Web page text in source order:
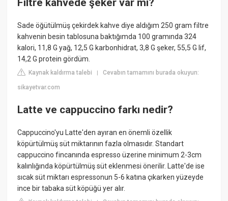
Filtre kahvede şeker var mı?
Sade öğütülmüş çekirdek kahve diye aldığım 250 gram filtre
kahvenin besin tablosuna baktığımda 100 gramında 324
kalori, 11,8 G yağ, 12,5 G karbonhidrat, 3,8 G şeker, 55,5 G lif,
14,2 G protein gördüm.
Kaynak kaldırma talebi |Cevabın tamamını burada okuyun:
sikayetvar.com
Latte ve cappuccino farkı nedir?
Cappuccino'yu Latte'den ayıran en önemli özellik
köpürtülmüş süt miktarının fazla olmasıdır. Standart
cappuccino fincanında espresso üzerine minimum 2-3cm
kalınlığında köpürtülmüş süt eklenmesi önerilir. Latte'de ise
sıcak süt miktarı espressonun 5-6 katına çıkarken yüzeyde
ince bir tabaka süt köpüğü yer alır.